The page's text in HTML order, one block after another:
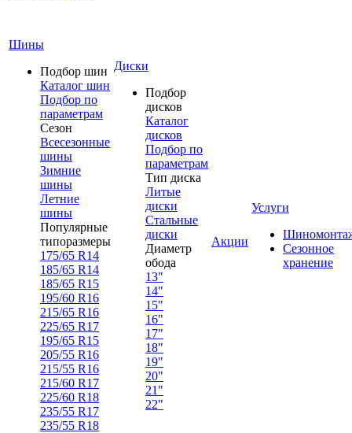
Шины
Подбор шин
Каталог шин
Подбор по
параметрам
Сезон
Всесезонные
шины
Зимние
шины
Летние
шины
Популярные
типоразмеры
175/65 R14
185/65 R14
185/65 R15
195/60 R16
215/65 R16
225/65 R17
195/65 R15
205/55 R16
215/55 R16
215/60 R17
225/60 R18
235/55 R17
235/55 R18
Диски
Подбор
дисков
Каталог
дисков
Подбор по
параметрам
Тип диска
Литые
диски
Стальные
диски
Диаметр
обода
13"
14"
15"
16"
17"
18"
19"
20"
21"
22"
Акции
Услуги
Сезонное
хранение